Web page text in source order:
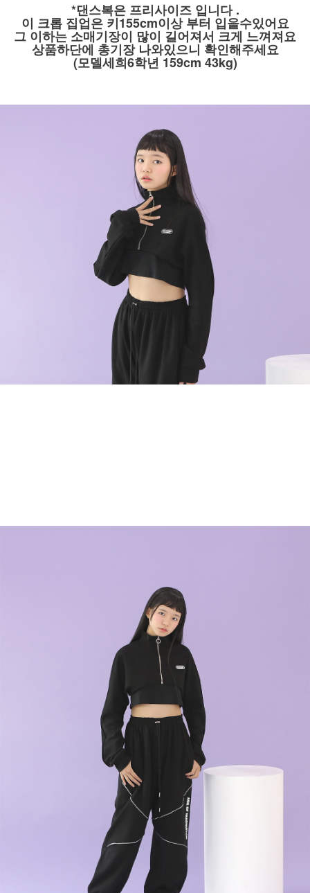
*댄스복은 프리사이즈 입니다 .
이 크롭 집업은 키155cm이상 부터 입을수있어요
그 이하는 소매기장이 많이 길어져서 크게 느껴져요
상품하단에 총기장 나와있으니 확인해주세요
(모델세희6학년 159cm 43kg)